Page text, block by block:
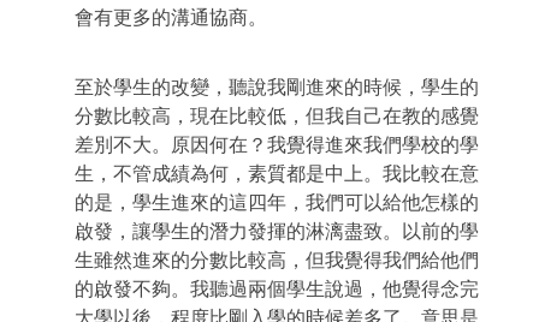
會有更多的溝通協商。
至於學生的改變，聽說我剛進來的時候，學生的
分數比較高，現在比較低，但我自己在教的感覺
差別不大。原因何在？我覺得進來我們學校的學
生，不管成績為何，素質都是中上。我比較在意
的是，學生進來的這四年，我們可以給他怎樣的
啟發，讓學生的潛力發揮的淋漓盡致。以前的學
生雖然進來的分數比較高，但我覺得我們給他們
的啟發不夠。我聽過兩個學生說過，他覺得念完
大學以後，程度比剛入學的時候差多了。意思是